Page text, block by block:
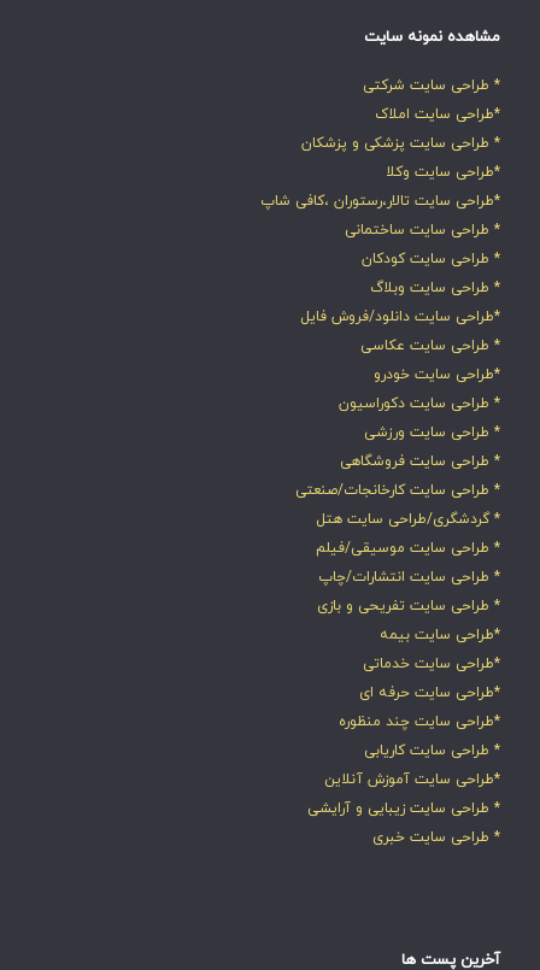
مشاهده نمونه سایت
* طراحی سایت شرکتی
*طراحی سایت املاک
* طراحی سایت پزشکی و پزشکان
*طراحی سایت وکلا
*طراحی سایت تالار،رستوران ،کافی شاپ
* طراحی سایت ساختمانی
* طراحی سایت کودکان
* طراحی سایت وبلاگ
*طراحی سایت دانلود/فروش فایل
* طراحی سایت عکاسی
*طراحی سایت خودرو
* طراحی سایت دکوراسیون
* طراحی سایت ورزشی
* طراحی سایت فروشگاهی
* طراحی سایت کارخانجات/صنعتی
* گردشگری/طراحی سایت هتل
* طراحی سایت موسیقی/فیلم
* طراحی سایت انتشارات/چاپ
* طراحی سایت تفریحی و بازی
*طراحی سایت بیمه
*طراحی سایت خدماتی
*طراحی سایت حرفه ای
*طراحی سایت چند منظوره
* طراحی سایت کاریابی
*طراحی سایت آموزش آنلاین
* طراحی سایت زیبایی و آرایشی
* طراحی سایت خبری
آخرین پست ها